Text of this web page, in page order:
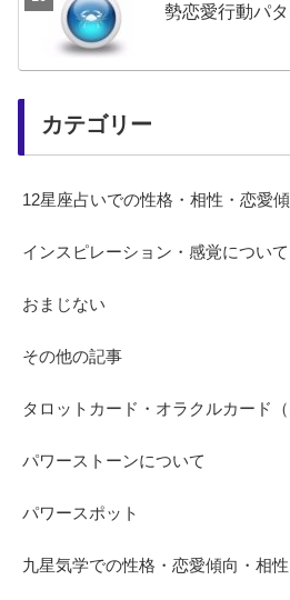
勢恋愛行動パ
カテゴリー
12星座占いでの性格・相性・恋愛
インスピレーション・感覚について
おまじない
その他の記事
タロットカード・オラクルカード（
パワーストーンについて
パワースポット
九星気学での性格・恋愛傾向・相